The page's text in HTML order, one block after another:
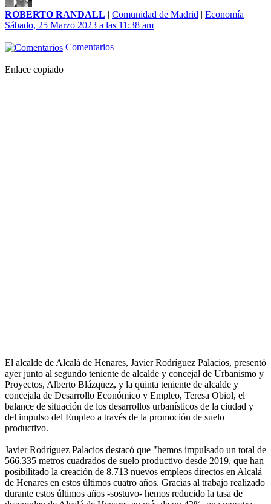
ROBERTO RANDALL | Comunidad de Madrid | Economía
Sábado, 25 Marzo 2023 a las 11:38 am
Comentarios
Enlace copiado
El alcalde de Alcalá de Henares, Javier Rodríguez Palacios, presentó
ayer junto al segundo teniente de alcalde y concejal de Urbanismo y
Proyectos, Alberto Blázquez, y la quinta teniente de alcalde y
concejala de Desarrollo Económico y Empleo, Teresa Obiol, el
balance de situación de los desarrollos urbanísticos de la ciudad y
del impulso del Empleo a través de la promoción de suelo
productivo.
Javier Rodríguez Palacios destacó que "hemos impulsado un total de
566.335 metros cuadrados de suelo productivo desde 2019, que han
posibilitado la creación de 8.713 nuevos empleos directos en Alcalá
de Henares en estos últimos cuatro años. Gracias al trabajo realizado
durante estos últimos años -sostuvo- hemos reducido la tasa de